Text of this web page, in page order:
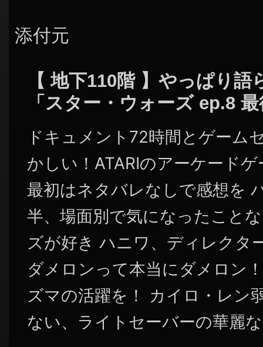
添付元
【 地下110階 】やっぱり
「スター・ウォーズ ep.8
ドキュメント72時間とゲーム
かしい！ATARIのアーケードゲ
最初はネタバレなしで感想を
半、場面別で気になったこと
ズが好き ハニワ、ディレクタ
ダメロンって本当にダメロン
ズマの活躍を！ カイロ・レン
ない、ライトセーバーの華麗